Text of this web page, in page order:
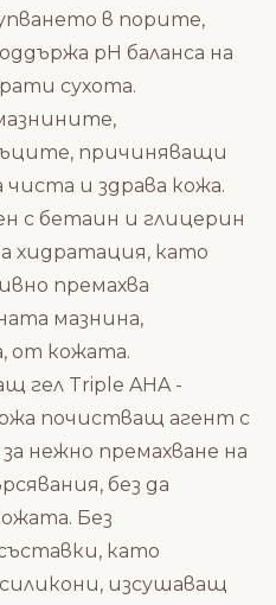
в порите,
рН баланса на
сухота.
причиняващи
и здрава кожа.
с бетаин и глицерин
хидратация, като
премахва
мазнина,
от кожата.
гел Triple AHA -
почистващ агент с
нежно премахване на
без да
Без
като
изсушаващ